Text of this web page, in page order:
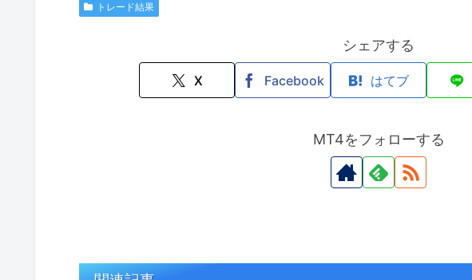
トレード結果
シェアする
X Facebook はてブ
MT4をフォローする